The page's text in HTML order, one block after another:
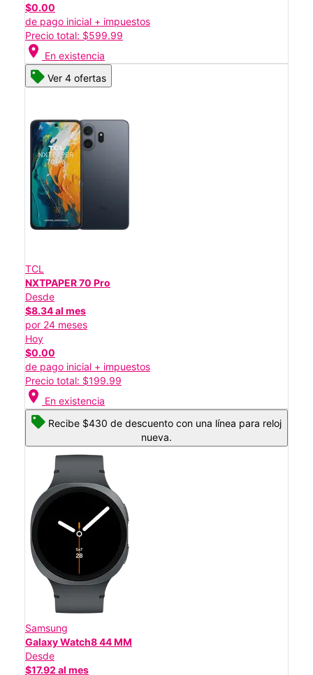
$0.00
de pago inicial + impuestos
Precio total: $599.99
location_on En existencia
Ver 4 ofertas
TCL
NXTPAPER 70 Pro
Desde
$8.34 al mes
por 24 meses
Hoy
$0.00
de pago inicial + impuestos
Precio total: $199.99
location_on En existencia
Recibe $430 de descuento con una línea para reloj
nueva.
Samsung
Galaxy Watch8 44 MM
Desde
$17.92 al mes